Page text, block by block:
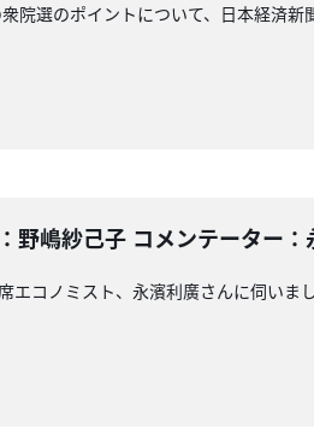
院選のポイントについて、日本経済
野嶋紗己子 コメンテーター
コノミスト、永濱利廣さんに伺いま